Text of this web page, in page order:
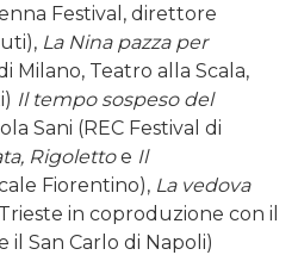
Festival, direttore
La Nina pazza per
Milano, Teatro alla Scala,
Il tempo sospeso del
Sani (REC Festival di
Rigolettoe Il
Fiorentino), La vedova
in coproduzione con il
il San Carlo di Napoli)